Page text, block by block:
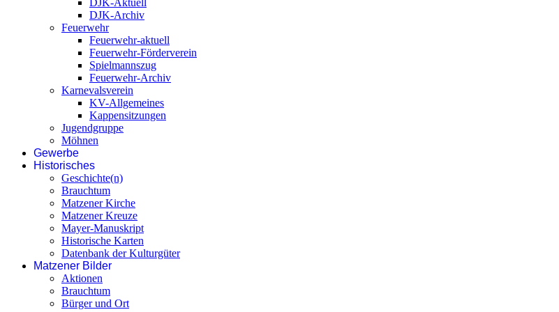
DJK-Archiv
Feuerwehr
Feuerwehr-aktuell
Feuerwehr-Förderverein
Spielmannszug
Feuerwehr-Archiv
Karnevalsverein
KV-Allgemeines
Kappensitzungen
Jugendgruppe
Möhnen
Gewerbe
Historisches
Geschichte(n)
Brauchtum
Matzener Kirche
Matzener Kreuze
Mayer-Manuskript
Historische Karten
Datenbank der Kulturgüter
Matzener Bilder
Aktionen
Brauchtum
Bürger und Ort